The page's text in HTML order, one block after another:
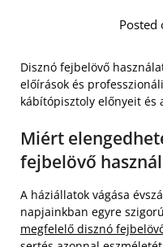
Posted
Disznó fejbelövő
előírások és
kábítópisztoly előnyeit és
Miért
fejbelövő
A háziállatok vágása
napjainkban egyre
megfelelő disznó